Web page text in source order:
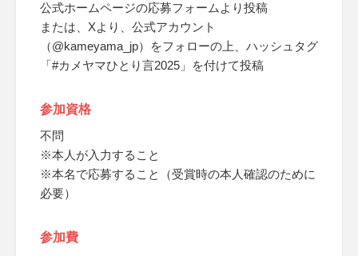
公式ホームページの応募フォームより投稿
または、Xより、公式アカウント
（@kameyama_jp）をフォローの上、ハッシュタグ
「#カメヤマひとり言2025」を付けて投稿
参加資格
不問
※本人が入力すること
※本名で応募すること（受賞時の本人確認のために
必要）
参加費